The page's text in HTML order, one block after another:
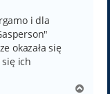
i dla
okazała się
ich